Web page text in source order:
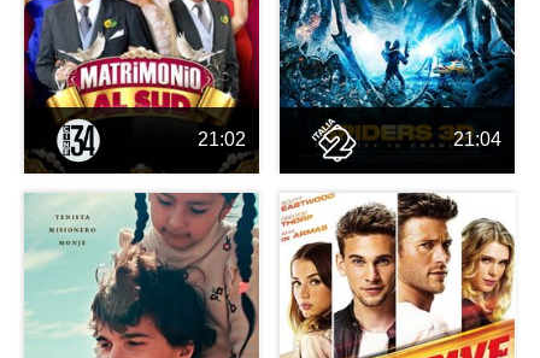
21:02 21:04